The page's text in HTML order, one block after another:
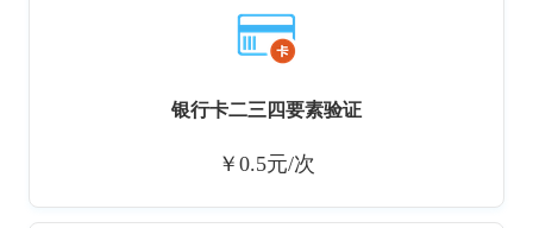
银行卡二三四要素验证
￥0.5元/次